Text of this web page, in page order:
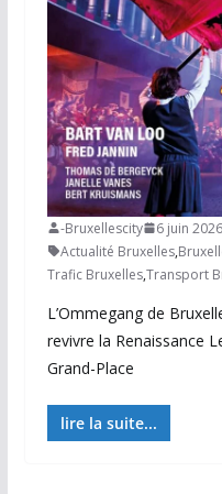
-Bruxellescity 6 juin 2026
Actualité Bruxelles,
Trafic Bruxelles,Transport
L’Ommegang de
revivre la Renaissance
Grand-Place
lire la suite...